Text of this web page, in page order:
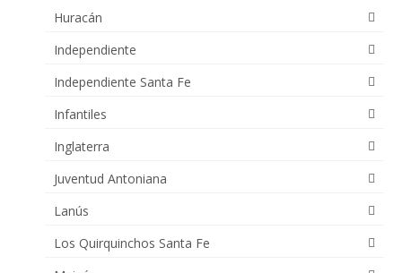
Huracán
Independiente
Independiente Santa Fe
Infantiles
Inglaterra
Juventud Antoniana
Lanús
Los Quirquinchos Santa Fe